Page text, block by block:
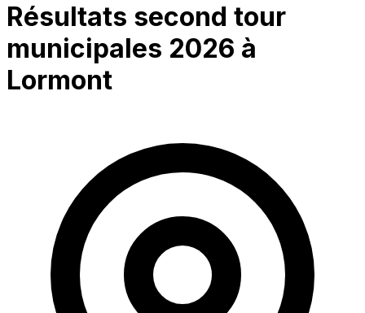
Résultats second tour
municipales 2026 à
Lormont